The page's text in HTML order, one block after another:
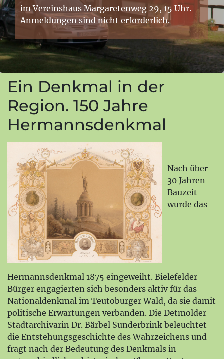
im Vereinshaus Margaretenweg 29, 15 Uhr.
Anmeldungen sind nicht erforderlich.
Ein Denkmal in der
Region. 150 Jahre
Hermannsdenkmal
Nach über
30 Jahren
Bauzeit
wurde das
Hermannsdenkmal 1875 eingeweiht. Bielefelder
Bürger engagierten sich besonders aktiv für das
Nationaldenkmal im Teutoburger Wald, da sie damit
politische Erwartungen verbanden. Die Detmolder
Stadtarchivarin Dr. Bärbel Sunderbrink beleuchtet
die Entstehungsgeschichte des Wahrzeichens und
fragt nach der Bedeutung des Denkmals in